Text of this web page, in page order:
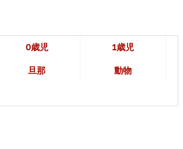
0歳児 1歳児
旦那 動物